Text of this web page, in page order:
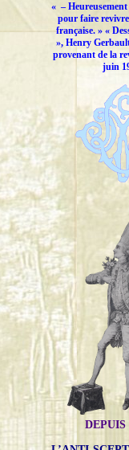
« –
pour faire
française.» «
», Henry
provenant de la
juin
DEPUIS